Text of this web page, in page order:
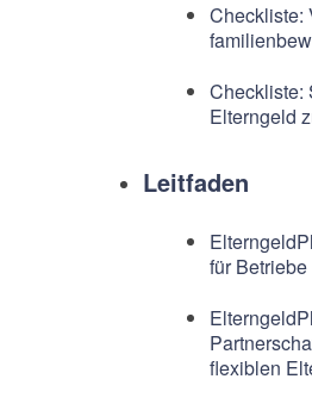
Checkliste:
Checkliste:
Elterngeld
Leitfaden
für
flexiblen